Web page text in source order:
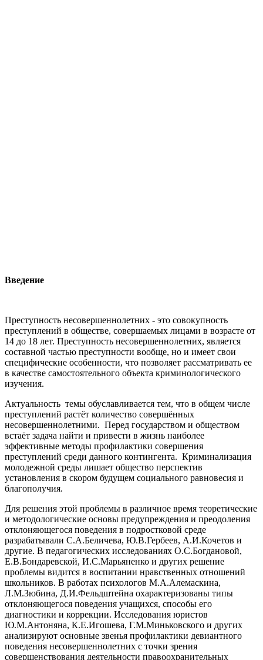
Введение
Преступность несовершеннолетних - это совокупность
преступлений в обществе, совершаемых лицами в возрасте от
14 до 18 лет. Преступность несовершеннолетних, является
составной частью преступности вообще, но и имеет свои
специфические особенности, что позволяет рассматривать ее
в качестве самостоятельного объекта криминологического
изучения.
Актуальность темы обуславливается тем, что в общем числе
преступлений растёт количество совершённых
несовершеннолетними. Перед государством и обществом
встаёт задача найти и привести в жизнь наиболее
эффективные методы профилактики совершения
преступлений среди данного контингента. Криминализация
молодежной среды лишает общество перспектив
установления в скором будущем социального равновесия и
благополучия.
Для решения этой проблемы в различное время теоретические
и методологические основы предупреждения и преодоления
отклоняющегося поведения в подростковой среде
разрабатывали С.А.Беличева, Ю.В.Гербеев, А.И.Кочетов и
другие. В педагогических исследованиях О.С.Богдановой,
Е.В.Бондаревской, И.С.Марьяненко и других решение
проблемы видится в воспитании нравственных отношений
школьников. В работах психологов М.А.Алемаскина,
Л.М.Зюбина, Д.И.Фельдштейна охарактеризованы типы
отклоняющегося поведения учащихся, способы его
диагностики и коррекции. Исследования юристов
Ю.М.Антоняна, К.Е.Игошева, Г.М.Миньковского и других
анализируют основные звенья профилактики девиантного
поведения несовершеннолетних с точки зрения
совершенствования деятельности правоохранительных